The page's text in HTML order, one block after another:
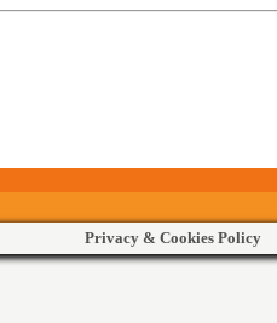
Privacy & Cookies Policy